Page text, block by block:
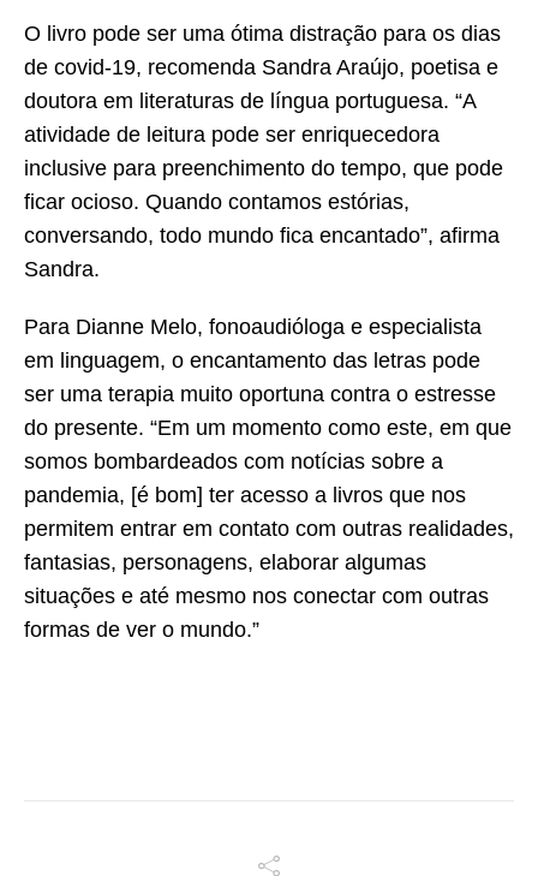
O livro pode ser uma ótima distração para os dias
de covid-19, recomenda Sandra Araújo, poetisa e
doutora em literaturas de língua portuguesa. “A
atividade de leitura pode ser enriquecedora
inclusive para preenchimento do tempo, que pode
ficar ocioso. Quando contamos estórias,
conversando, todo mundo fica encantado”, afirma
Sandra.
Para Dianne Melo, fonoaudióloga e especialista
em linguagem, o encantamento das letras pode
ser uma terapia muito oportuna contra o estresse
do presente. “Em um momento como este, em que
somos bombardeados com notícias sobre a
pandemia, [é bom] ter acesso a livros que nos
permitem entrar em contato com outras realidades,
fantasias, personagens, elaborar algumas
situações e até mesmo nos conectar com outras
formas de ver o mundo.”